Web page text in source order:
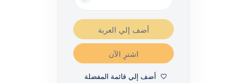
أضف إلي العربة
اشترِ الآن
أضف إلي قائمة المفضلة